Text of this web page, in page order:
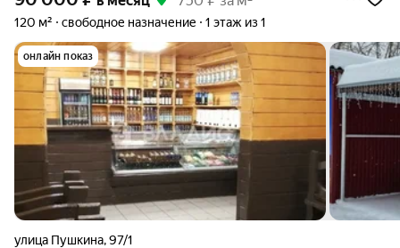
120 м² свободное назначение 1 этаж из 1
онлайн показ
улица Пушкина,97/1